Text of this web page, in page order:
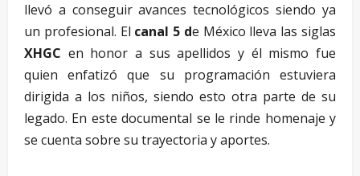
llevó a conseguir avances tecnológicos siendo ya
un profesional. El canal 5 de México lleva las siglas
XHGC en honor a sus apellidos y él mismo fue
quien enfatizó que su programación estuviera
dirigida a los niños, siendo esto otra parte de su
legado. En este documental se le rinde homenaje y
se cuenta sobre su trayectoria y aportes.